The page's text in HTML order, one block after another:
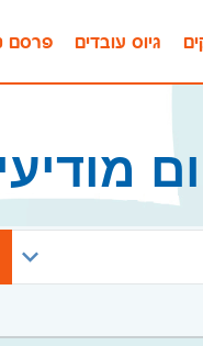
פרסם גיוס עובדים